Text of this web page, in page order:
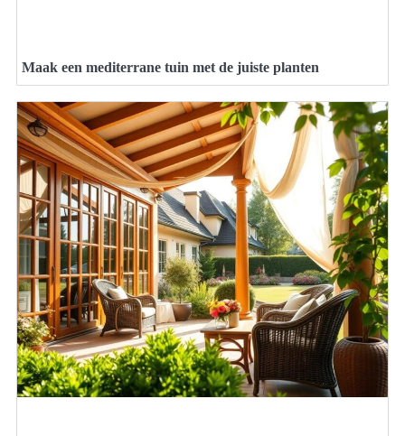
Maak een mediterrane tuin met de juiste planten